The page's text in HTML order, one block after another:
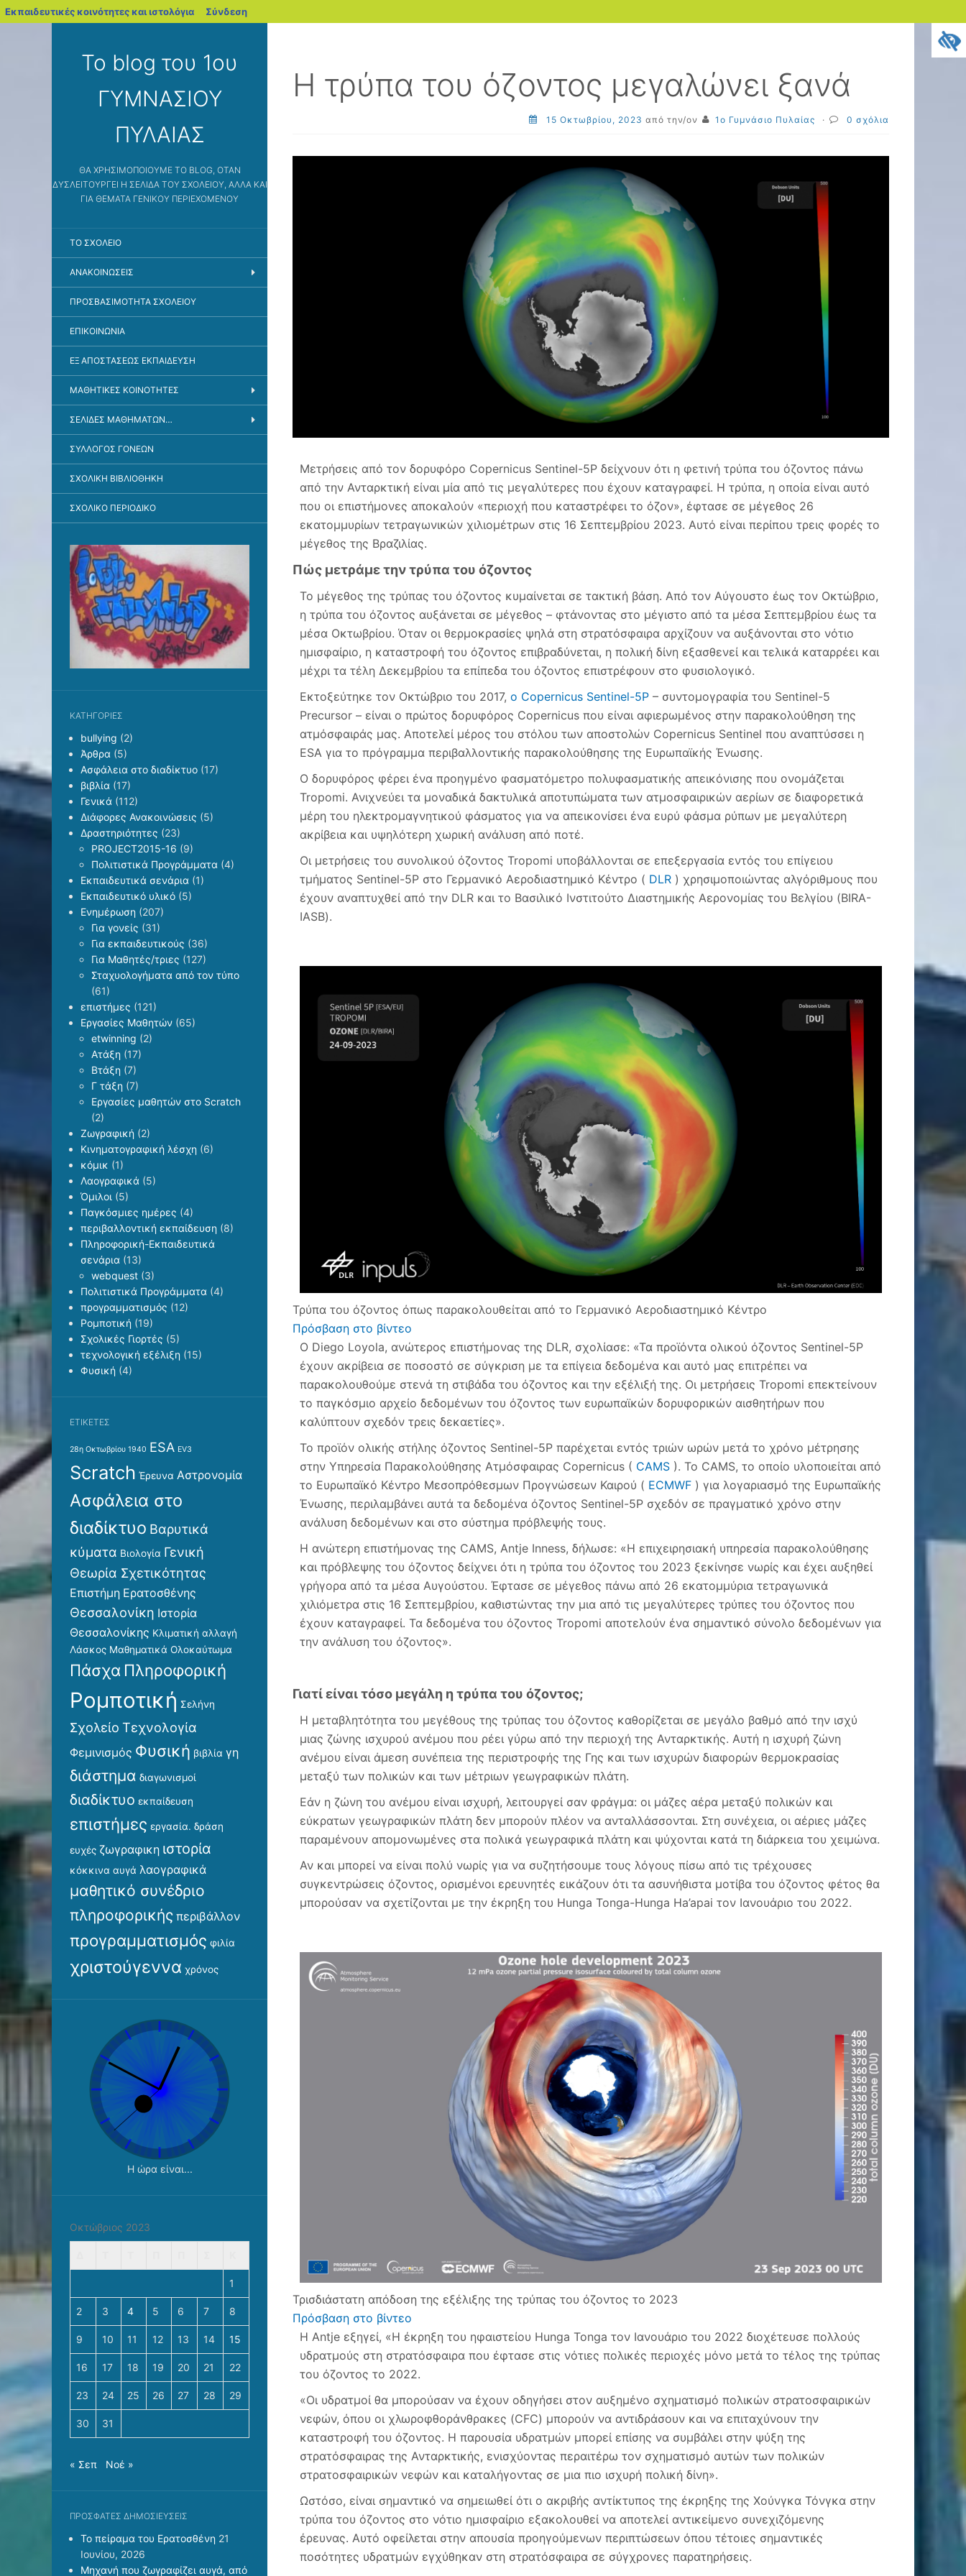
Εκπαιδευτικές κοινότητες και ιστολόγια blogs.sch.gr
Σύνδεση
Το blog του 1ου
ΓΥΜΝΑΣΙΟΥ
ΠΥΛΑΙΑΣ
ΘΑ ΧΡΗΣΙΜΟΠΟΙΟΎΜΕ ΤΟ BLOG, ΌΤΑΝ
ΔΥΣΛΕΙΤΟΥΡΓΕΊ Η ΣΕΛΊΔΑ ΤΟΥ ΣΧΟΛΕΊΟΥ, ΑΛΛΆ ΚΑΙ
ΓΙΑ ΘΈΜΑΤΑ ΓΕΝΙΚΟΎ ΠΕΡΙΕΧΟΜΈΝΟΥ
ΤΟ ΣΧΟΛΕΊΟ
ΑΝΑΚΟΙΝΩΣΕΙΣ
ΠΡΟΣΒΑΣΙΜΌΤΗΤΑ ΣΧΟΛΕΊΟΥ
ΕΠΙΚΟΙΝΩΝΊΑ
ΕΞ ΑΠΟΣΤΆΣΕΩΣ ΕΚΠΑΊΔΕΥΣΗ
ΜΑΘΗΤΙΚΕΣ ΚΟΙΝΟΤΗΤΕΣ
ΣΕΛΊΔΕΣ ΜΑΘΗΜΆΤΩΝ…
ΣΎΛΛΟΓΟΣ ΓΟΝΈΩΝ
ΣΧΟΛΙΚΉ ΒΙΒΛΙΟΘΉΚΗ
ΣΧΟΛΙΚΌ ΠΕΡΙΟΔΙΚΌ
KΑΤΗΓΟΡΊΕΣ
bullying (2)
Άρθρα (5)
Ασφάλεια στο διαδίκτυο (17)
βιβλία (17)
Γενικά (112)
Διάφορες Ανακοινώσεις (5)
Δραστηριότητες (23)
PROJECT2015-16 (9)
Πολιτιστικά Προγράμματα (4)
Εκπαιδευτικά σενάρια (1)
Εκπαιδευτικό υλικό (5)
Ενημέρωση (207)
Για γονείς (31)
Για εκπαιδευτικούς (36)
Για Μαθητές/τριες (127)
Σταχυολογήματα από τον τύπο
(61)
επιστήμες (121)
Εργασίες Μαθητών (65)
etwinning (2)
Ατάξη (17)
Βτάξη (7)
Γ τάξη (7)
Εργασίες μαθητών στο Scratch
(2)
Ζωγραφική (2)
Κινηματογραφική λέσχη (6)
κόμικ (1)
Λαογραφικά (5)
Όμιλοι (5)
Παγκόσμιες ημέρες (4)
περιβαλλοντική εκπαίδευση (8)
Πληροφορική-Εκπαιδευτικά
σενάρια (13)
webquest (3)
Πολιτιστικά Προγράμματα (4)
προγραμματισμός (12)
Ρομποτική (19)
Σχολικές Γιορτές (5)
τεχνολογική εξέλιξη (15)
Φυσική (4)
ΕΤΙΚΈΤΕΣ
28η Οκτωβρίου 1940 ESA EV3
Scratch Έρευνα Αστρονομία
Ασφάλεια στο
διαδίκτυο Βαρυτικά
κύματα Βιολογία Γενική
Θεωρία Σχετικότητας
Επιστήμη Ερατοσθένης
Θεσσαλονίκη Ιστορία
Θεσσαλονίκης Κλιματική αλλαγή
Λάσκος Μαθηματικά Ολοκαύτωμα
Πάσχα Πληροφορική
Ρομποτική Σελήνη
Σχολείο Τεχνολογία
Φεμινισμός Φυσική βιβλία γη
διάστημα διαγωνισμοί
διαδίκτυο εκπαίδευση
επιστήμες εργασία. δράση
ευχές ζωγραφικη ιστορία
κόκκινα αυγά λαογραφικά
μαθητικό συνέδριο
πληροφορικής περιβάλλον
προγραμματισμός φιλία
χριστούγεννα χρόνος
Η ώρα είναι...
Οκτώβριος 2023
1
2 3 4 5 6 7 8
9 10 11 12 13 14 15
16 17 18 19 20 21 22
23 24 25 26 27 28 29
30 31
« Σεπ Νοέ »
ΠΡΌΣΦΑΤΕΣ ΔΗΜΟΣΙΕΎΣΕΙΣ
Το πείραμα του Ερατοσθένη 21
Ιουνίου, 2026
Μηχανή που ζωγραφίζει αυγά, από
Η τρύπα του όζοντος μεγαλώνει ξανά
15 Οκτωβρίου, 2023 από την/ον 1ο Γυμνάσιο Πυλαίας · 0 σχόλια
Μετρήσεις από τον δορυφόρο Copernicus Sentinel-5P δείχνουν ότι η φετινή τρύπα του όζοντος πάνω
από την Ανταρκτική είναι μία από τις μεγαλύτερες που έχουν καταγραφεί. Η τρύπα, η οποία είναι αυτό
που οι επιστήμονες αποκαλούν «περιοχή που καταστρέφει το όζον», έφτασε σε μέγεθος 26
εκατομμυρίων τετραγωνικών χιλιομέτρων στις 16 Σεπτεμβρίου 2023. Αυτό είναι περίπου τρεις φορές το
μέγεθος της Βραζιλίας.
Πώς μετράμε την τρύπα του όζοντος
Το μέγεθος της τρύπας του όζοντος κυμαίνεται σε τακτική βάση. Από τον Αύγουστο έως τον Οκτώβριο,
η τρύπα του όζοντος αυξάνεται σε μέγεθος – φτάνοντας στο μέγιστο από τα μέσα Σεπτεμβρίου έως τα
μέσα Οκτωβρίου. Όταν οι θερμοκρασίες ψηλά στη στρατόσφαιρα αρχίζουν να αυξάνονται στο νότιο
ημισφαίριο, η καταστροφή του όζοντος επιβραδύνεται, η πολική δίνη εξασθενεί και τελικά καταρρέει και
μέχρι τα τέλη Δεκεμβρίου τα επίπεδα του όζοντος επιστρέφουν στο φυσιολογικό.
Εκτοξεύτηκε τον Οκτώβριο του 2017, ο Copernicus Sentinel-5P – συντομογραφία του Sentinel-5
Precursor – είναι ο πρώτος δορυφόρος Copernicus που είναι αφιερωμένος στην παρακολούθηση της
ατμόσφαιράς μας. Αποτελεί μέρος του στόλου των αποστολών Copernicus Sentinel που αναπτύσσει η
ESA για το πρόγραμμα περιβαλλοντικής παρακολούθησης της Ευρωπαϊκής Ένωσης.
Ο δορυφόρος φέρει ένα προηγμένο φασματόμετρο πολυφασματικής απεικόνισης που ονομάζεται
Tropomi. Ανιχνεύει τα μοναδικά δακτυλικά αποτυπώματα των ατμοσφαιρικών αερίων σε διαφορετικά
μέρη του ηλεκτρομαγνητικού φάσματος για να απεικονίσει ένα ευρύ φάσμα ρύπων με μεγαλύτερη
ακρίβεια και υψηλότερη χωρική ανάλυση από ποτέ.
Οι μετρήσεις του συνολικού όζοντος Tropomi υποβάλλονται σε επεξεργασία εντός του επίγειου
τμήματος Sentinel-5P στο Γερμανικό Αεροδιαστημικό Κέντρο ( DLR ) χρησιμοποιώντας αλγόριθμους που
έχουν αναπτυχθεί από την DLR και το Βασιλικό Ινστιτούτο Διαστημικής Αερονομίας του Βελγίου (BIRA-
IASB).
Τρύπα του όζοντος όπως παρακολουθείται από το Γερμανικό Αεροδιαστημικό Κέντρο
Πρόσβαση στο βίντεο
Ο Diego Loyola, ανώτερος επιστήμονας της DLR, σχολίασε: «Τα προϊόντα ολικού όζοντος Sentinel-5P
έχουν ακρίβεια σε ποσοστό σε σύγκριση με τα επίγεια δεδομένα και αυτό μας επιτρέπει να
παρακολουθούμε στενά τη στιβάδα του όζοντος και την εξέλιξή της. Οι μετρήσεις Tropomi επεκτείνουν
το παγκόσμιο αρχείο δεδομένων του όζοντος των ευρωπαϊκών δορυφορικών αισθητήρων που
καλύπτουν σχεδόν τρεις δεκαετίες».
Το προϊόν ολικής στήλης όζοντος Sentinel-5P παρέχεται εντός τριών ωρών μετά το χρόνο μέτρησης
στην Υπηρεσία Παρακολούθησης Ατμόσφαιρας Copernicus ( CAMS ). Το CAMS, το οποίο υλοποιείται από
το Ευρωπαϊκό Κέντρο Μεσοπρόθεσμων Προγνώσεων Καιρού ( ECMWF ) για λογαριασμό της Ευρωπαϊκής
Ένωσης, περιλαμβάνει αυτά τα δεδομένα όζοντος Sentinel-5P σχεδόν σε πραγματικό χρόνο στην
ανάλυση δεδομένων και στο σύστημα πρόβλεψής τους.
Η ανώτερη επιστήμονας της CAMS, Antje Inness, δήλωσε: «Η επιχειρησιακή υπηρεσία παρακολούθησης
και πρόβλεψης του όζοντος δείχνει ότι η τρύπα του όζοντος του 2023 ξεκίνησε νωρίς και έχει αυξηθεί
γρήγορα από τα μέσα Αυγούστου. Έφτασε σε μέγεθος πάνω από 26 εκατομμύρια τετραγωνικά
χιλιόμετρα στις 16 Σεπτεμβρίου, καθιστώντας την μια από τις μεγαλύτερες τρύπες του όζοντος που
έχουν καταγραφεί. Τα δεδομένα του όζοντος Tropomi αποτελούν ένα σημαντικό σύνολο δεδομένων για
την ανάλυση του όζοντος».
Γιατί είναι τόσο μεγάλη η τρύπα του όζοντος;
Η μεταβλητότητα του μεγέθους της τρύπας του όζοντος καθορίζεται σε μεγάλο βαθμό από την ισχύ
μιας ζώνης ισχυρού ανέμου που ρέει γύρω από την περιοχή της Ανταρκτικής. Αυτή η ισχυρή ζώνη
ανέμου είναι άμεση συνέπεια της περιστροφής της Γης και των ισχυρών διαφορών θερμοκρασίας
μεταξύ των πολικών και των μέτριων γεωγραφικών πλάτη.
Εάν η ζώνη του ανέμου είναι ισχυρή, λειτουργεί σαν φράγμα: οι μάζες αέρα μεταξύ πολικών και
εύκρατων γεωγραφικών πλάτη δεν μπορούν πλέον να ανταλλάσσονται. Στη συνέχεια, οι αέριες μάζες
παραμένουν απομονωμένες στα πολικά γεωγραφικά πλάτη και ψύχονται κατά τη διάρκεια του χειμώνα.
Αν και μπορεί να είναι πολύ νωρίς για να συζητήσουμε τους λόγους πίσω από τις τρέχουσες
συγκεντρώσεις όζοντος, ορισμένοι ερευνητές εικάζουν ότι τα ασυνήθιστα μοτίβα του όζοντος φέτος θα
μπορούσαν να σχετίζονται με την έκρηξη του Hunga Tonga-Hunga Ha’apai τον Ιανουάριο του 2022.
Τρισδιάστατη απόδοση της εξέλιξης της τρύπας του όζοντος το 2023
Πρόσβαση στο βίντεο
Η Antje εξηγεί, «Η έκρηξη του ηφαιστείου Hunga Tonga τον Ιανουάριο του 2022 διοχέτευσε πολλούς
υδρατμούς στη στρατόσφαιρα που έφτασε στις νότιες πολικές περιοχές μόνο μετά το τέλος της τρύπας
του όζοντος το 2022.
«Οι υδρατμοί θα μπορούσαν να έχουν οδηγήσει στον αυξημένο σχηματισμό πολικών στρατοσφαιρικών
νεφών, όπου οι χλωροφθοράνθρακες (CFC) μπορούν να αντιδράσουν και να επιταχύνουν την
καταστροφή του όζοντος. Η παρουσία υδρατμών μπορεί επίσης να συμβάλει στην ψύξη της
στρατόσφαιρας της Ανταρκτικής, ενισχύοντας περαιτέρω τον σχηματισμό αυτών των πολικών
στρατοσφαιρικών νεφών και καταλήγοντας σε μια πιο ισχυρή πολική δίνη».
Ωστόσο, είναι σημαντικό να σημειωθεί ότι ο ακριβής αντίκτυπος της έκρηξης της Χούνγκα Τόνγκα στην
τρύπα του όζοντος στο νότιο ημισφαίριο εξακολουθεί να αποτελεί αντικείμενο συνεχιζόμενης
έρευνας. Αυτό οφείλεται στην απουσία προηγούμενων περιπτώσεων όπου τέτοιες σημαντικές
ποσότητες υδρατμών εγχύθηκαν στη στρατόσφαιρα σε σύγχρονες παρατηρήσεις.